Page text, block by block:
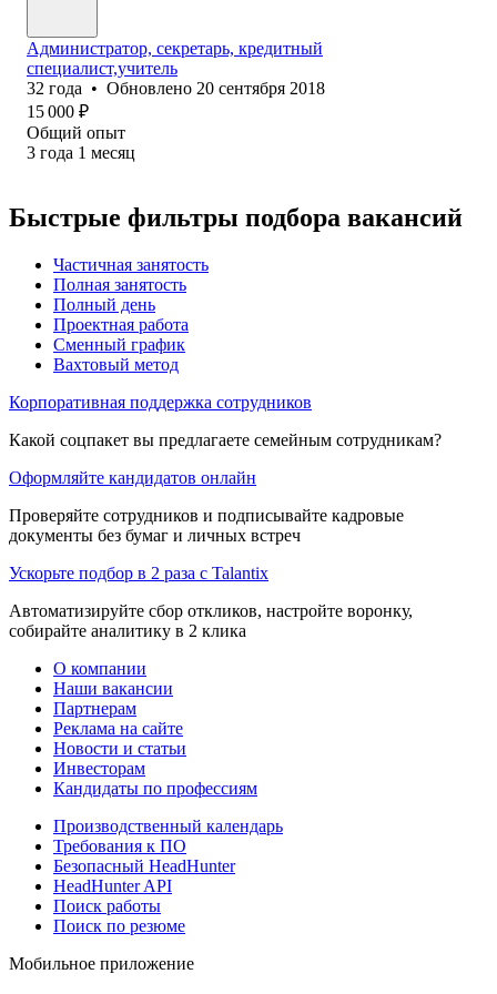
Администратор, секретарь, кредитный
специалист,учитель
32 года • Обновлено 20 сентября 2018
15 000 ₽
Общий опыт
3 года 1 месяц
Быстрые фильтры подбора вакансий
Частичная занятость
Полная занятость
Полный день
Проектная работа
Сменный график
Вахтовый метод
Корпоративная поддержка сотрудников
Какой соцпакет вы предлагаете семейным сотрудникам?
Оформляйте кандидатов онлайн
Проверяйте сотрудников и подписывайте кадровые
документы без бумаг и личных встреч
Ускорьте подбор в 2 раза с Talantix
Автоматизируйте сбор откликов, настройте воронку,
собирайте аналитику в 2 клика
О компании
Наши вакансии
Партнерам
Реклама на сайте
Новости и статьи
Инвесторам
Кандидаты по профессиям
Производственный календарь
Требования к ПО
Безопасный HeadHunter
HeadHunter API
Поиск работы
Поиск по резюме
Мобильное приложение